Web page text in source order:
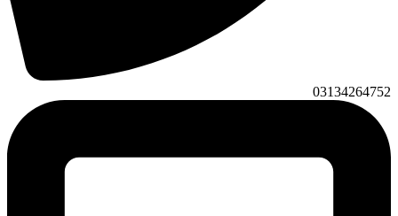
03134264752